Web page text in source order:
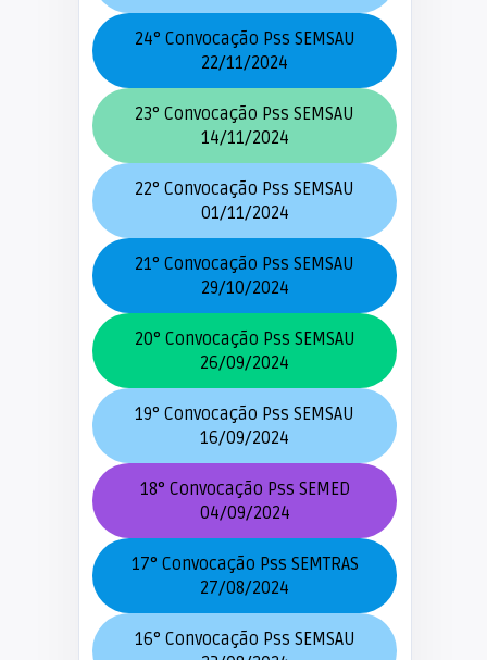
24° Convocação Pss SEMSAU
22/11/2024
23° Convocação Pss SEMSAU
14/11/2024
22° Convocação Pss SEMSAU
01/11/2024
21° Convocação Pss SEMSAU
29/10/2024
20° Convocação Pss SEMSAU
26/09/2024
19° Convocação Pss SEMSAU
16/09/2024
18° Convocação Pss SEMED
04/09/2024
17° Convocação Pss SEMTRAS
27/08/2024
16° Convocação Pss SEMSAU